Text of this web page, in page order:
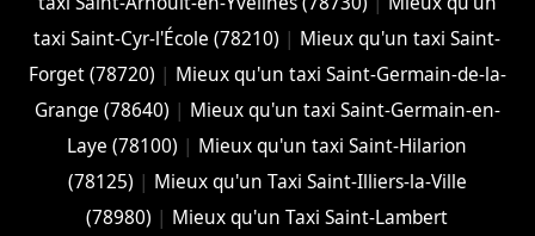
taxi Saint-Cyr-l'École (78210) | Mieux qu'un taxi Saint-
Forget (78720) | Mieux qu'un taxi Saint-Germain-de-la-
Grange (78640) | Mieux qu'un taxi Saint-Germain-en-
Laye (78100) | Mieux qu'un taxi Saint-Hilarion
(78125) | Mieux qu'un Taxi Saint-Illiers-la-Ville
(78980) | Mieux qu'un Taxi Saint-Lambert